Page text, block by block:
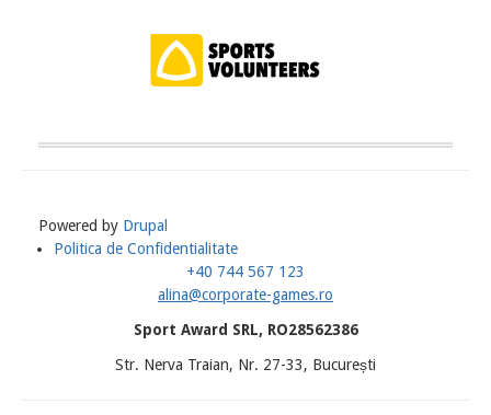
Powered by Drupal
Meniu
Politica de Confidentialitate
+40 744 567 123
alina@corporate-games.ro
Sport Award SRL, RO28562386
Str. Nerva Traian, Nr. 27-33, București